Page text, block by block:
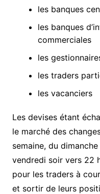
les banques
les banques
commerciales
les
les traders
les vacanciers
Les devises étant
le marché des
semaine, du
vendredi soir vers 22
pour les traders à
et sortir de leurs